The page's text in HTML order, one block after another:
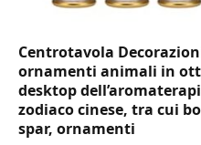
Centrotavola
ornamenti animali in
desktop
zodiaco cinese, tra cui
spar, ornamenti